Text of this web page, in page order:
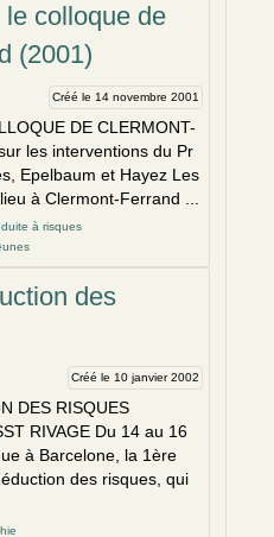
colloque de
(2001)
Créé le 14 novembre 2001
DE CLERMONT-
les interventions du Pr
Epelbaum et Hayez Les
à Clermont-Ferrand ...
à risques
des
Créé le 10 janvier 2002
DES RISQUES
RIVAGE Du 14 au 16
ue à Barcelone, la 1ère
des risques, qui